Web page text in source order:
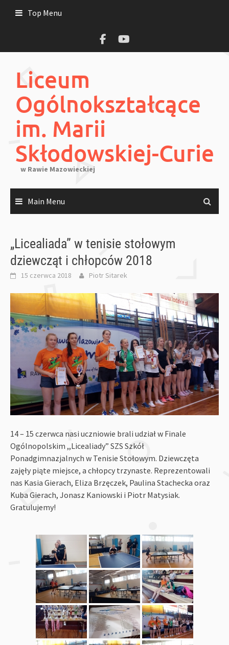
Top Menu
Liceum
Ogólnokształcące
im. Marii
Skłodowskiej-Curie
w Rawie Mazowieckiej
Main Menu
„Licealiada” w tenisie stołowym
dziewcząt i chłopców 2018
15 czerwca 2018 Piotr Sitarek
14 – 15 czerwca nasi uczniowie brali udział w Finale
Ogólnopolskim ,,Licealiady” SZS Szkół
Ponadgimnazjalnych w Tenisie Stołowym. Dziewczęta
zajęły piąte miejsce, a chłopcy trzynaste. Reprezentowali
nas Kasia Gierach, Eliza Brzęczek, Paulina Stachecka oraz
Kuba Gierach, Jonasz Kaniowski i Piotr Matysiak.
Gratulujemy!